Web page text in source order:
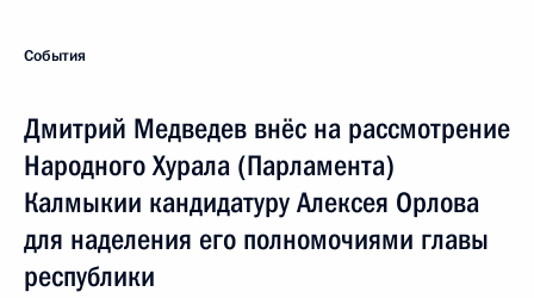
События
Дмитрий Медведев внёс на рассмотрение
Народного Хурала (Парламента)
Калмыкии кандидатуру Алексея Орлова
для наделения его полномочиями главы
республики